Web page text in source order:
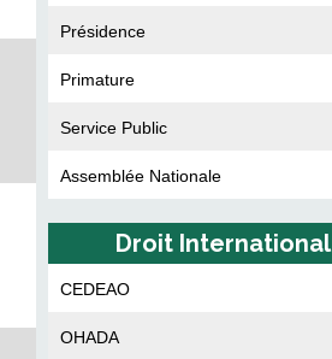
Présidence
Primature
Service Public
Assemblée Nationale
Droit International
CEDEAO
OHADA